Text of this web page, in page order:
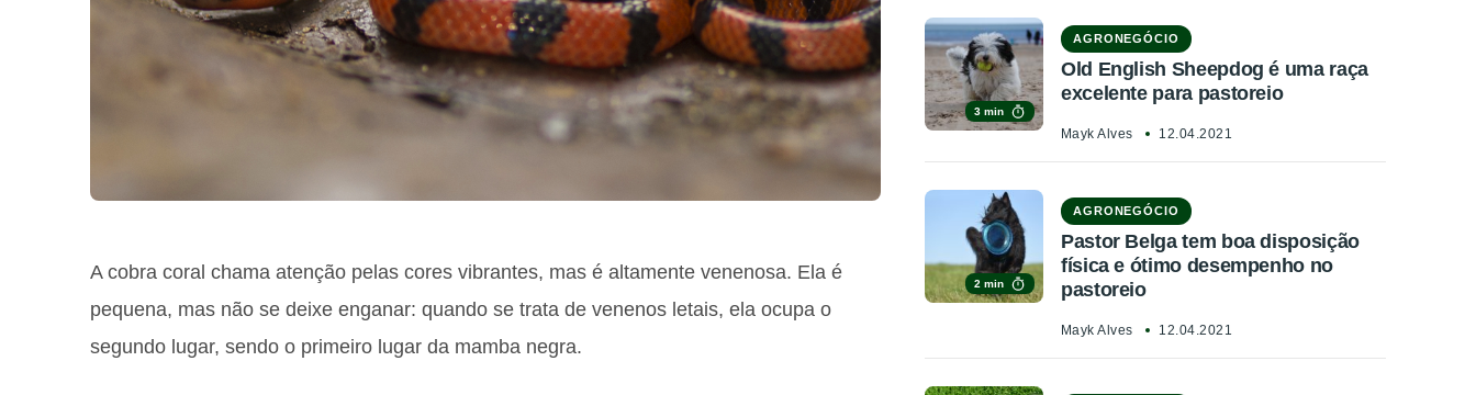
A cobra coral chama atenção pelas cores vibrantes, mas é altamente venenosa. Ela é
pequena, mas não se deixe enganar: quando se trata de venenos letais, ela ocupa o
segundo lugar, sendo o primeiro lugar da mamba negra.
3 min
AGRONEGÓCIO
Old English Sheepdog é uma raça
excelente para pastoreio
Mayk Alves 12.04.2021
2 min
AGRONEGÓCIO
Pastor Belga tem boa disposição
física e ótimo desempenho no
pastoreio
Mayk Alves 12.04.2021